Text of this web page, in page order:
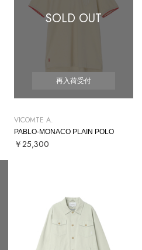
SOLD OUT
再入荷受付
VICOMTE A.
PABLO-MONACO PLAIN POLO
￥25,300